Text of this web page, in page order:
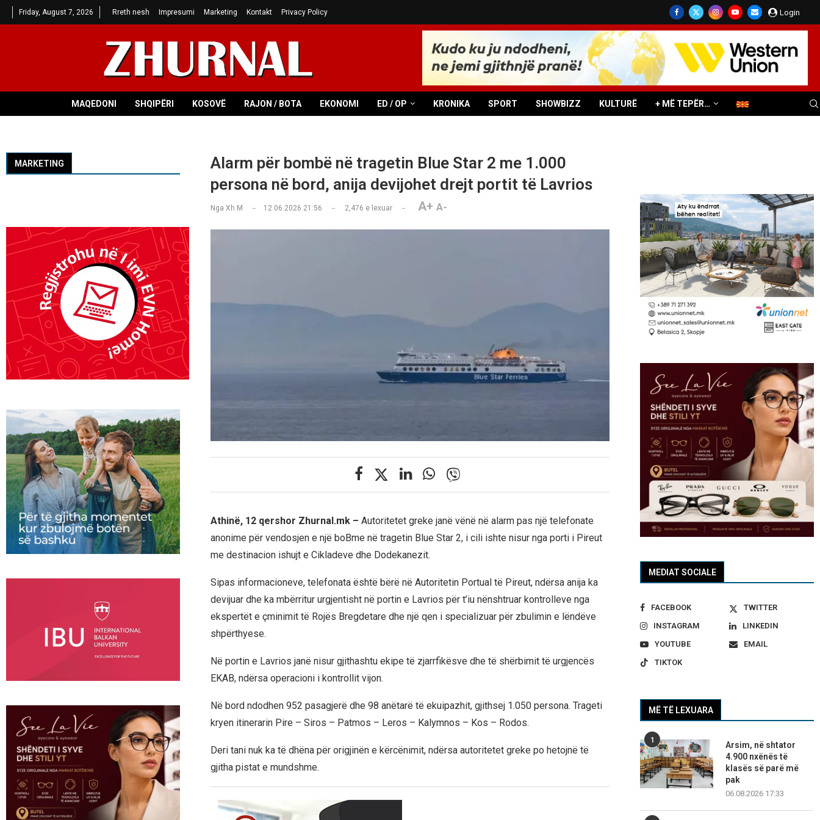
Friday, August 7, 2026 Rreth nesh Impresumi Marketing Kontakt Privacy Policy Login
MAQEDONI SHQIPËRI KOSOVË RAJON / BOTA EKONOMI ED / OP KRONIKA SPORT SHOWBIZZ KULTURË + MË TEPËR…
Alarm për bombë në tragetin Blue Star 2 me 1.000
persona në bord, anija devijohet drejt portit të Lavrios
Nga Xh M 12.06.2026 21:56 2,476 e lexuar A+ A-
Athinë, 12 qershor Zhurnal.mk – Autoritetet greke janë vënë në alarm pas një telefonate
anonime për vendosjen e një boBme në tragetin Blue Star 2, i cili ishte nisur nga porti i Pireut
me destinacion ishujt e Cikladeve dhe Dodekanezit.
Sipas informacioneve, telefonata është bërë në Autoritetin Portual të Pireut, ndërsa anija ka
devijuar dhe ka mbërritur urgjentisht në portin e Lavrios për t’iu nënshtruar kontrolleve nga
ekspertët e çminimit të Rojës Bregdetare dhe një qen i specializuar për zbulimin e lëndëve
shpërthyese.
Në portin e Lavrios janë nisur gjithashtu ekipe të zjarrfikësve dhe të shërbimit të urgjencës
EKAB, ndërsa operacioni i kontrollit vijon.
Në bord ndodhen 952 pasagjerë dhe 98 anëtarë të ekuipazhit, gjithsej 1.050 persona. Trageti
kryen itinerarin Pire – Siros – Patmos – Leros – Kalymnos – Kos – Rodos.
Deri tani nuk ka të dhëna për origjinën e kërcënimit, ndërsa autoritetet greke po hetojnë të
gjitha pistat e mundshme.
MEDIAT SOCIALE
FACEBOOK
TWITTER
INSTAGRAM
LINKEDIN
YOUTUBE
EMAIL
TIKTOK
MË TË LEXUARA
1
Arsim, në shtator
4.900 nxënës të
klasës së parë më
pak
06.08.2026 17:33
MARKETING